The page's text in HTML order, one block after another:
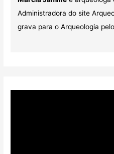
Administradora do site
grava para o Arqueologia